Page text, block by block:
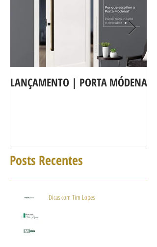
LANÇAMENTO | PORTA MÓDENA
Posts Recentes
Dicas com Tim Lopes